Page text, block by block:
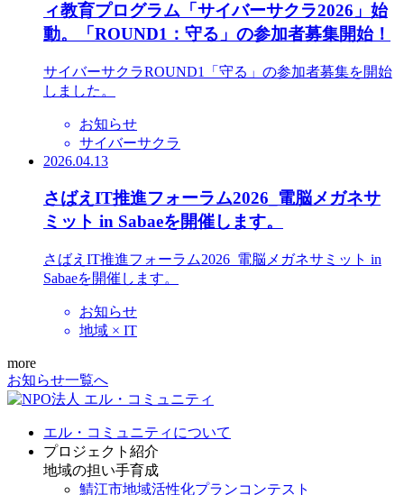
ィ教育プログラム「サイバーサクラ2026」始
動。「ROUND1：守る」の参加者募集開始！
サイバーサクラROUND1「守る」の参加者募集を開始
しました。
お知らせ
サイバーサクラ
2026.04.13
さばえIT推進フォーラム2026_電脳メガネサ
ミット in Sabaeを開催します。
さばえIT推進フォーラム2026_電脳メガネサミット in
Sabaeを開催します。
お知らせ
地域 × IT
more
お知らせ一覧へ
エル・コミュニティについて
プロジェクト紹介
地域の担い手育成
鯖江市地域活性化プランコンテスト